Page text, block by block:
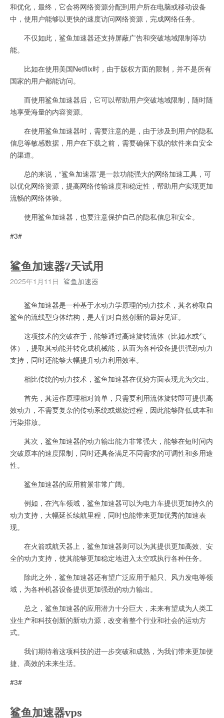
和优化，最终，它会将网络资源分配到用户所在电脑或移动设备
中，使用户能够以更快的速度访问网络资源，完成网络任务。
不仅如此，鲨鱼加速器还支持屏蔽广告和突破地域限制等功
能。
比如在使用美国Netflix时，由于版权方面的限制，并不是所有
国家的用户都能访问。
而使用鲨鱼加速器后，它可以帮助用户突破地域限制，随时随
地享受海量的内容资源。
在使用鲨鱼加速器时，需要注意的是，由于涉及到用户的隐私
信息等敏感数据，用户在下载之前，需要确保下载的软件来自安全
的渠道。
总的来说，“鲨鱼加速器”是一款功能强大的网络加速工具，可
以优化网络资源，提高网络传输速度和稳定性，帮助用户实现更加
流畅的网络体验。
使用鲨鱼加速器，也要注意保护自己的隐私信息和安全。
#3#
鲨鱼加速器7天试用
2025年1月11日 鲨鱼加速器
鲨鱼加速器是一种基于水动力学原理的动力技术，其名称取自
鲨鱼的流线型身体结构，是人们对自然创新的最好见证。
这项技术的突破在于，能够通过高速旋转流体（比如水或气
体），提取其动能并转化成机械能，从而为各种设备提供强劲动力
支持，同时还能够大幅提升动力利用效率。
相比传统的动力技术，鲨鱼加速器在优势方面表现尤为突出。
首先，其运作原理相对简单，只需要利用流体旋转即可提供高
效动力，不需要复杂的传动系统或燃烧过程，因此能够降低成本和
污染排放。
其次，鲨鱼加速器的动力输出能力非常强大，能够在短时间内
突破原本的速度限制，同时还具备满足不同需求的可调性和多用途
性。
鲨鱼加速器的应用前景非常广阔。
例如，在汽车领域，鲨鱼加速器可以为电力车提供更加持久的
动力支持，大幅延长续航里程，同时也能带来更加优秀的加速表
现。
在火箭或航天器上，鲨鱼加速器则可以为其提供更加高效、安
全的动力支持，使其能够更加稳定地进入太空或执行各种任务。
除此之外，鲨鱼加速器还有望广泛应用于船只、风力发电等领
域，为各种机器设备提供更加强劲的动力输出。
总之，鲨鱼加速器的应用潜力十分巨大，未来有望成为人类工
业生产和科技创新的新动力源，改变着整个行业和社会的运动方
式。
我们期待着这项科技的进一步突破和成熟，为我们带来更加便
捷、高效的未来生活。
#3#
鲨鱼加速器vps